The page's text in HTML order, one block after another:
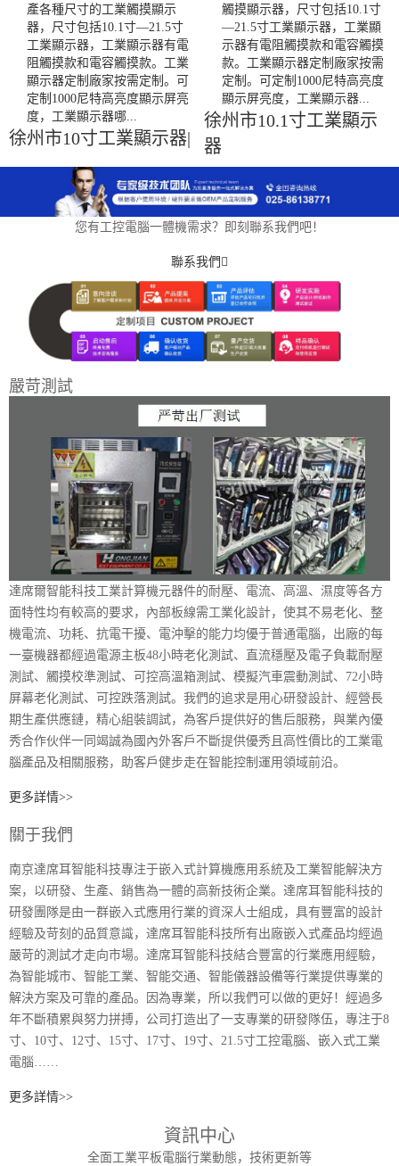
產各種尺寸的工業觸摸顯示
器，尺寸包括10.1寸—21.5寸
工業顯示器，工業顯示器有電
阻觸摸款和電容觸摸款。工業
顯示器定制廠家按需定制。可
定制1000尼特高亮度顯示屏亮
度，工業顯示器哪...
徐州市10寸工業顯示器|
觸摸顯示器，尺寸包括10.1寸
—21.5寸工業顯示器，工業顯
示器有電阻觸摸款和電容觸摸
款。工業顯示器定制廠家按需
定制。可定制1000尼特高亮度
顯示屏亮度，工業顯示器...
徐州市10.1寸工業顯示
器
您有工控電腦一體機需求？即刻聯系我們吧！
聯系我們
嚴苛測試
達席爾智能科技工業計算機元器件的耐壓、電流、高溫、濕度等各方
面特性均有較高的要求，內部板線需工業化設計，使其不易老化、整
機電流、功耗、抗電干擾、電沖擊的能力均優于普通電腦，出廠的每
一臺機器都經過電源主板48小時老化測試、直流穩壓及電子負載耐壓
測試、觸摸校準測試、可控高溫箱測試、模擬汽車震動測試、72小時
屏幕老化測試、可控跌落測試。我們的追求是用心研發設計、經營長
期生產供應鏈，精心組裝調試，為客戶提供好的售后服務，與業內優
秀合作伙伴一同竭誠為國內外客戶不斷提供優秀且高性價比的工業電
腦產品及相關服務，助客戶健步走在智能控制運用領域前沿。
更多詳情>>
關于我們
南京達席耳智能科技專注于嵌入式計算機應用系統及工業智能解決方
案，以研發、生產、銷售為一體的高新技術企業。達席耳智能科技的
研發團隊是由一群嵌入式應用行業的資深人士組成，具有豐富的設計
經驗及苛刻的品質意識，達席耳智能科技所有出廠嵌入式產品均經過
嚴苛的測試才走向市場。達席耳智能科技結合豐富的行業應用經驗，
為智能城市、智能工業、智能交通、智能儀器設備等行業提供專業的
解決方案及可靠的產品。因為專業，所以我們可以做的更好！經過多
年不斷積累與努力拼搏，公司打造出了一支專業的研發隊伍，專注于8
寸、10寸、12寸、15寸、17寸、19寸、21.5寸工控電腦、嵌入式工業
電腦……
更多詳情>>
資訊中心
全面工業平板電腦行業動態，技術更新等